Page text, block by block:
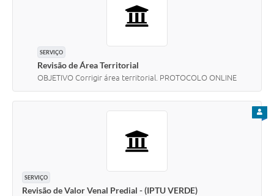
SERVIÇO
Revisão de Área Territorial
OBJETIVO Corrigir área territorial. PROTOCOLO ONLINE
SERVIÇO
Revisão de Valor Venal Predial - (IPTU VERDE)